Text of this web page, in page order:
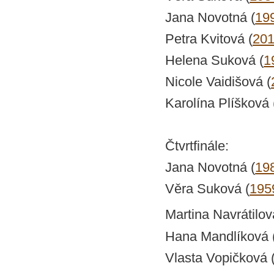
Jana Novotná (
Petra Kvitová (
Helena Suková (
Nicole Vaidišová (
Karolína Plíšková
Čtvrtfinále:
Jana Novotná (
Věra Suková (
Martina
Hana Mandlíková
Vlasta Vopičková